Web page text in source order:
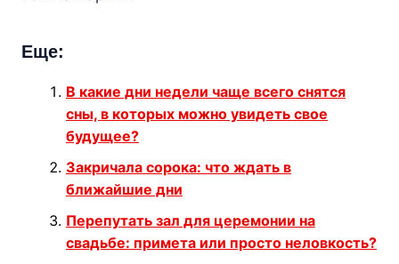
Еще:
В какие дни недели чаще всего снятся
сны, в которых можно увидеть свое
будущее?
Закричала сорока: что ждать в
ближайшие дни
Перепутать зал для церемонии на
свадьбе: примета или просто неловкость?